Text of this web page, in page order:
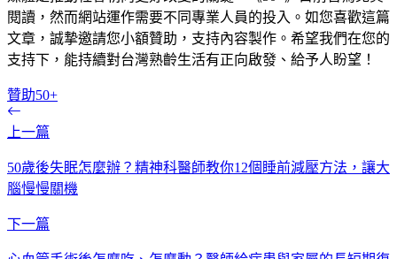
閱讀，然而網站運作需要不同專業人員的投入。如您喜歡這篇
文章，誠摯邀請您小額贊助，支持內容製作。希望我們在您的
支持下，能持續對台灣熟齡生活有正向啟發、給予人盼望！
贊助50+
上一篇
50歲後失眠怎麼辦？精神科醫師教你12個睡前減壓方法，讓大
腦慢慢關機
下一篇